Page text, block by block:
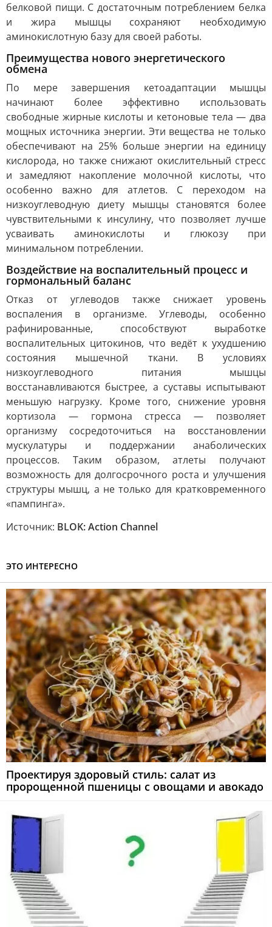
белковой пищи. С достаточным потреблением белка
и жира мышцы сохраняют необходимую
аминокислотную базу для своей работы.
Преимущества нового энергетического
обмена
По мере завершения кетоадаптации мышцы
начинают более эффективно использовать
свободные жирные кислоты и кетоновые тела — два
мощных источника энергии. Эти вещества не только
обеспечивают на 25% больше энергии на единицу
кислорода, но также снижают окислительный стресс
и замедляют накопление молочной кислоты, что
особенно важно для атлетов. С переходом на
низкоуглеводную диету мышцы становятся более
чувствительными к инсулину, что позволяет лучше
усваивать аминокислоты и глюкозу при
минимальном потреблении.
Воздействие на воспалительный процесс и
гормональный баланс
Отказ от углеводов также снижает уровень
воспаления в организме. Углеводы, особенно
рафинированные, способствуют выработке
воспалительных цитокинов, что ведёт к ухудшению
состояния мышечной ткани. В условиях
низкоуглеводного питания мышцы
восстанавливаются быстрее, а суставы испытывают
меньшую нагрузку. Кроме того, снижение уровня
кортизола — гормона стресса — позволяет
организму сосредоточиться на восстановлении
мускулатуры и поддержании анаболических
процессов. Таким образом, атлеты получают
возможность для долгосрочного роста и улучшения
структуры мышц, а не только для кратковременного
«пампинга».
Источник: BLOK: Action Channel
ЭТО ИНТЕРЕСНО
Проектируя здоровый стиль: салат из
пророщенной пшеницы с овощами и авокадо